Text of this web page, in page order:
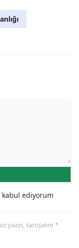
Trabzon
Bayburt
Karaman
ediyorum
yazın, tartışalım *